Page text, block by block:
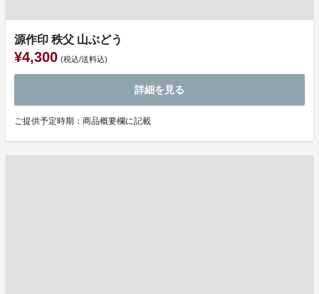
源作印 秩父 山ぶどう
¥4,300 (税込/送料込)
詳細を見る
ご提供予定時期：商品概要欄に記載